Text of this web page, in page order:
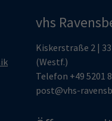
vhs
Kiskerstraße 2 |
(Westf.)
Telefon +49 5201
post@vhs-